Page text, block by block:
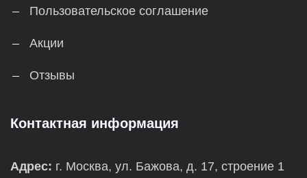
Пользовательское соглашение
Акции
Отзывы
Контактная информация
Адрес: г. Москва, ул. Бажова, д. 17, строение 1